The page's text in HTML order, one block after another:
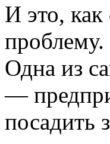
И это, как
Одна из
—
посадить